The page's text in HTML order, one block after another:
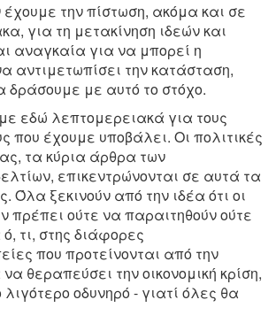
την πίστωση, ακόμα και σε
για τη μετακίνηση ιδεών και
αναγκαία για να μπορεί η
αντιμετωπίσει την κατάσταση,
με αυτό το στόχο.
εδώ λεπτομερειακά για τους
που έχουμε υποβάλει. Οι πολιτικές
τα κύρια άρθρα των
επικεντρώνονται σε αυτά τα
Όλα ξεκινούν από την ιδέα ότι οι
πρέπει ούτε να παραιτηθούν ούτε
τι, στης διάφορες
που προτείνονται από την
θεραπεύσει την οικονομική κρίση,
λιγότερο οδυνηρό - γιατί όλες θα